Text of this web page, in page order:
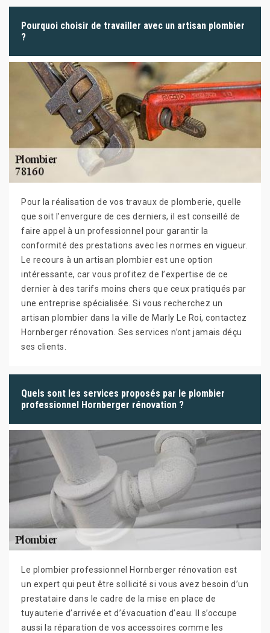
Pourquoi choisir de travailler avec un artisan plombier
?
Pour la réalisation de vos travaux de plomberie, quelle
que soit l’envergure de ces derniers, il est conseillé de
faire appel à un professionnel pour garantir la
conformité des prestations avec les normes en vigueur.
Le recours à un artisan plombier est une option
intéressante, car vous profitez de l’expertise de ce
dernier à des tarifs moins chers que ceux pratiqués par
une entreprise spécialisée. Si vous recherchez un
artisan plombier dans la ville de Marly Le Roi, contactez
Hornberger rénovation. Ses services n’ont jamais déçu
ses clients.
Quels sont les services proposés par le plombier
professionnel Hornberger rénovation ?
Le plombier professionnel Hornberger rénovation est
un expert qui peut être sollicité si vous avez besoin d’un
prestataire dans le cadre de la mise en place de
tuyauterie d’arrivée et d’évacuation d’eau. Il s’occupe
aussi la réparation de vos accessoires comme les